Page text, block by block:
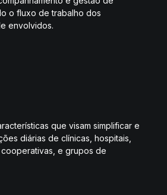
o fluxo de trabalho dos
envolvidos.
que visam simplificar e
diárias de clínicas, hospitais,
e grupos de